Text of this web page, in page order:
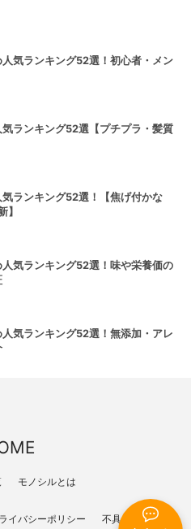
気ランキング52選！初心者・メン
ランキング52選【プチプラ・髪質
ランキング52選！【焦げ付かな
】
気ランキング52選！味や栄養価の
人気ランキング52選！無添加・アレ
モノシルとは
イバシーポリシー 不具合報告